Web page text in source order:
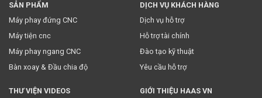
* Việc này đồng nghĩa với việc bạn chấp nhậnchính sách
của chúng tôi.
SẢN PHẨM
Máy phay đứng CNC
Máy tiện cnc
Máy phay ngang CNC
Bàn xoay & Đầu chia độ
DỊCH VỤ KHÁCH HÀNG
Dịch vụ hỗ trợ
Hỗ trợ tài chính
Đào tạo kỹ thuật
Yêu cầu hỗ trợ
THƯ VIỆN VIDEOS
GIỚI THIỆU HAAS VN